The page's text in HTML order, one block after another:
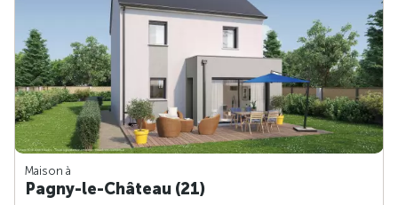
Maison à
Pagny-le-Château (21)